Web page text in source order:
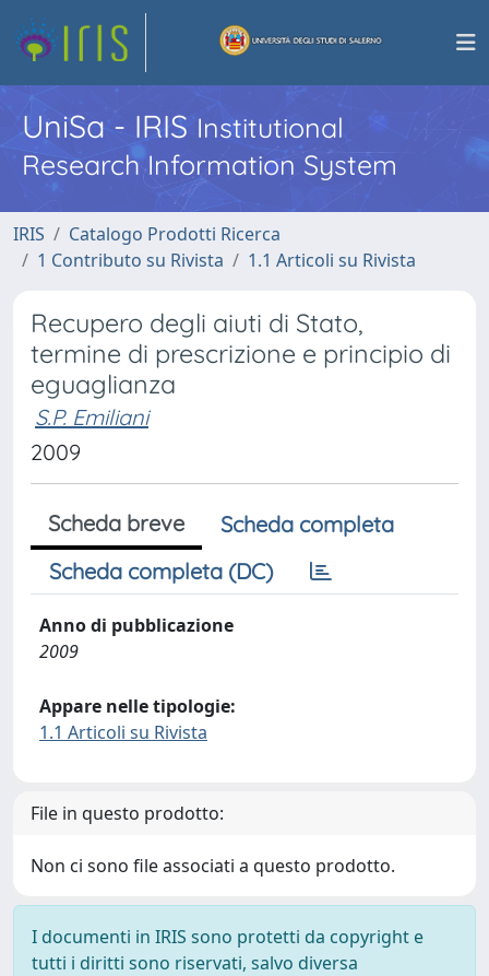
UniSa - IRISInstitutional
Research Information System
IRIS
Catalogo Prodotti Ricerca
1 Contributo su Rivista
1.1 Articoli su Rivista
Recupero degli aiuti di Stato,
termine di prescrizione e principio di
eguaglianza
S.P. Emiliani
2009
Scheda breve
Scheda completa
Scheda completa (DC)
Anno di pubblicazione
2009
Appare nelle tipologie:
1.1 Articoli su Rivista
File in questo prodotto:
Non ci sono file associati a questo prodotto.
I documenti in IRIS sono protetti da copyright e
tutti i diritti sono riservati, salvo diversa